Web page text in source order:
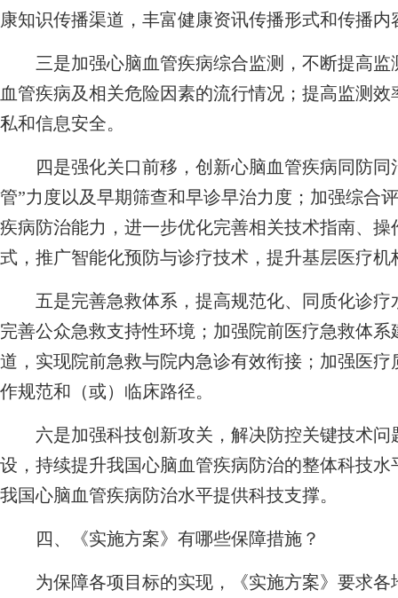
康知识传播渠道，丰富健康资讯传播形式和传播内
三是加强心脑血管疾病综合监测，不断提高监
血管疾病及相关危险因素的流行情况；提高监测
私和信息安全。
四是强化关口前移，创新心脑血管疾病同防同
管”力度以及早期筛查和早诊早治力度；加强综合
疾病防治能力，进一步优化完善相关技术指南、
式，推广智能化预防与诊疗技术，提升基层医疗机
五是完善急救体系，提高规范化、同质化诊疗
完善公众急救支持性环境；加强院前医疗急救体
道，实现院前急救与院内急诊有效衔接；加强医
作规范和（或）临床路径。
六是加强科技创新攻关，解决防控关键技术问
设，持续提升我国心脑血管疾病防治的整体科技
我国心脑血管疾病防治水平提供科技支撑。
四、《实施方案》有哪些保障措施？
为保障各项目标的实现，《实施方案》要求各